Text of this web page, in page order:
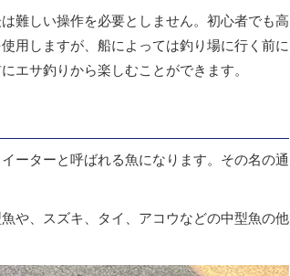
難しい操作を必要としません。初心者でも高
用しますが、船によっては釣り場に行く前に
エサ釣りから楽しむことができます。
ーターと呼ばれる魚になります。その名の通
や、スズキ、タイ、アコウなどの中型魚の他